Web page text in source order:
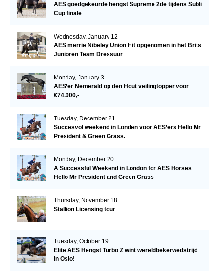
AES goedgekeurde hengst Supreme 2de tijdens Subli
Cup finale
Wednesday, January 12
AES merrie Nibeley Union Hit opgenomen in het Brits
Junioren Team Dressuur
Monday, January 3
AES’er Nemerald op den Hout veilingtopper voor
€74.000,-
Tuesday, December 21
Succesvol weekend in Londen voor AES’ers Hello Mr
President & Green Grass.
Monday, December 20
A Successful Weekend in London for AES Horses
Hello Mr President and Green Grass
Thursday, November 18
Stallion Licensing tour
Tuesday, October 19
Elite AES Hengst Turbo Z wint wereldbekerwedstrijd
in Oslo!